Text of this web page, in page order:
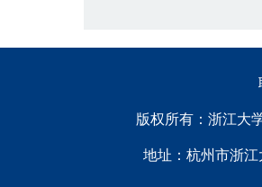
版权所有：浙江大
地址：杭州市浙江